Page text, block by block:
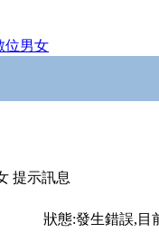
位男女
提示訊息
狀態:發生錯誤,目